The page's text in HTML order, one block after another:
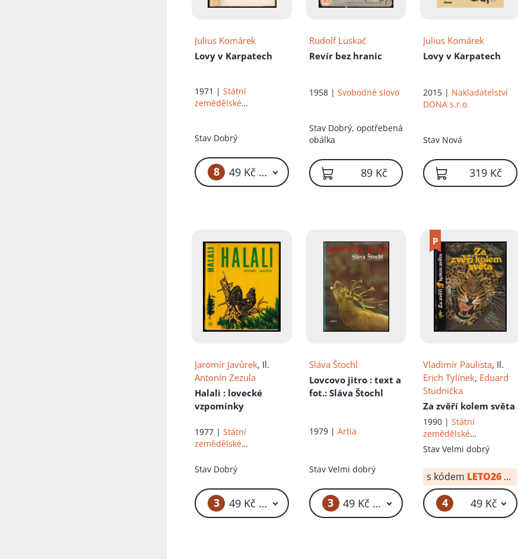
Julius Komárek
Lovy v Karpatech
1971 |Státní
zemědělské
Stav Dobrý
8 49 Kč – 59 Kč
Rudolf Luskač
Revír bez hranic
1958 | Svobodné slovo
Stav Dobrý, opotřebená
obálka
89 Kč
Julius Komárek
Lovy v Karpatech
2015 | Nakladatelství
DONA s.r.o.
Stav Nová
319 Kč
Jaromír Javůrek, Il.
Antonín Zezula
Halali : lovecké
vzpomínky
1977 |Státní
zemědělské
Stav Dobrý
3 49 Kč – 59 Kč
Sláva Štochl
Lovcovo jitro : text a
fot.: Sláva Štochl
1979 | Artia
Stav Velmi dobrý
3 49 Kč – 59 Kč
Vladimír Paulista, Il.
Erich Tylínek, Eduard
Studnička
Za zvěří kolem světa
1990 |Státní
zemědělské
nakladatelství
StavVelmi dobrý
s kódem LETO26 od:
4 49 Kč
Přidáno do košíku!